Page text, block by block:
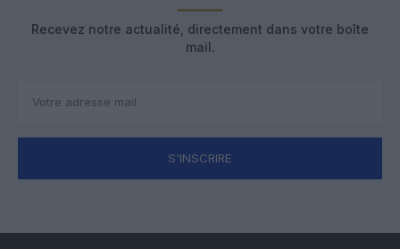
Recevez notre actualité, directement dans votre boîte
mail.
S'INSCRIRE